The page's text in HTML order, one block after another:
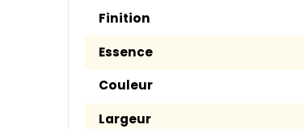
Finition
Essence
Couleur
Largeur